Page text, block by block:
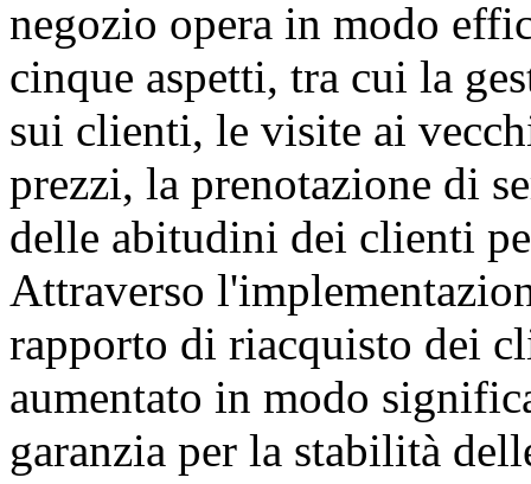
negozio opera in modo
cinque aspetti, tra cui la
sui clienti, le visite ai
prezzi, la prenotazione di
delle abitudini dei clienti
Attraverso
rapporto di riacquisto dei
aumentato in modo
garanzia per la stabilità